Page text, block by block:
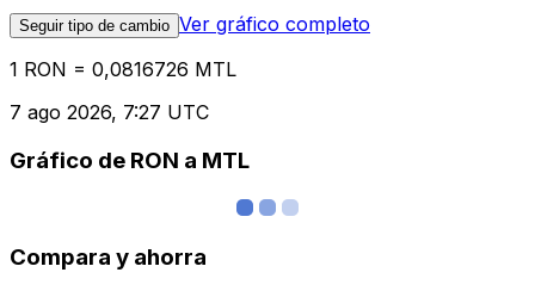
Seguir tipo de cambio Ver gráfico completo
1 RON = 0,0816726 MTL
7 ago 2026, 7:27 UTC
Gráfico de RON a MTL
Compara y ahorra